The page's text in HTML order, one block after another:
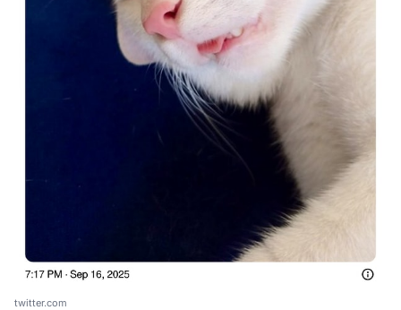
twitter.com